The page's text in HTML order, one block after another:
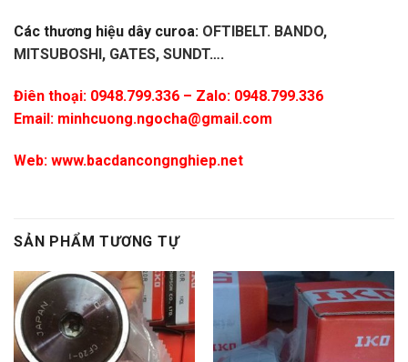
Các thương hiệu dây curoa: OFTIBELT. BANDO,
MITSUBOSHI, GATES, SUNDT….
Điên thoại: 0948.799.336 – Zalo: 0948.799.336
Email: minhcuong.ngocha@gmail.com
Web: www.bacdancongnghiep.net
SẢN PHẨM TƯƠNG TỰ